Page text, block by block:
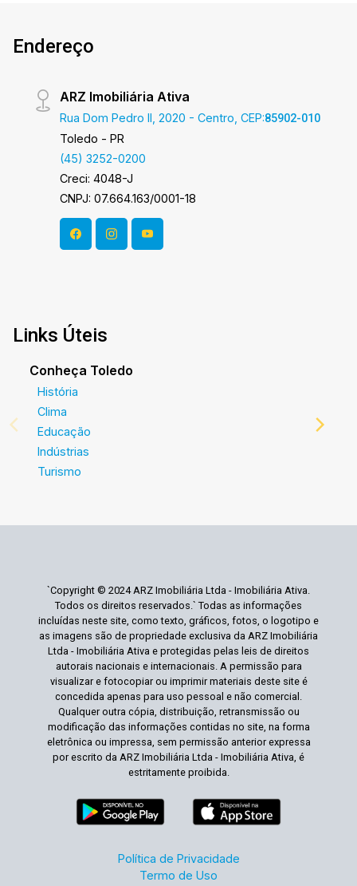
Endereço
ARZ Imobiliária Ativa
Rua Dom Pedro II, 2020 - Centro, CEP:85902-010
Toledo - PR
(45) 3252-0200
Creci: 4048-J
CNPJ: 07.664.163/0001-18
Links Úteis
Conheça Toledo
História
Clima
Educação
Indústrias
Turismo
`Copyright © 2024 ARZ Imobiliária Ltda - Imobiliária Ativa.
Todos os direitos reservados.` Todas as informações
incluídas neste site, como texto, gráficos, fotos, o logotipo e
as imagens são de propriedade exclusiva da ARZ Imobiliária
Ltda - Imobiliária Ativa e protegidas pelas leis de direitos
autorais nacionais e internacionais. A permissão para
visualizar e fotocopiar ou imprimir materiais deste site é
concedida apenas para uso pessoal e não comercial.
Qualquer outra cópia, distribuição, retransmissão ou
modificação das informações contidas no site, na forma
eletrônica ou impressa, sem permissão anterior expressa
por escrito da ARZ Imobiliária Ltda - Imobiliária Ativa, é
estritamente proibida.
Política de Privacidade
Termo de Uso